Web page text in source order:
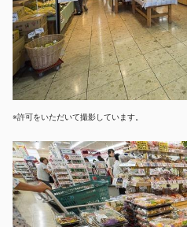
※許可をいただいて撮影しています。